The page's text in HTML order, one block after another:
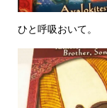
ひと呼吸おいて。